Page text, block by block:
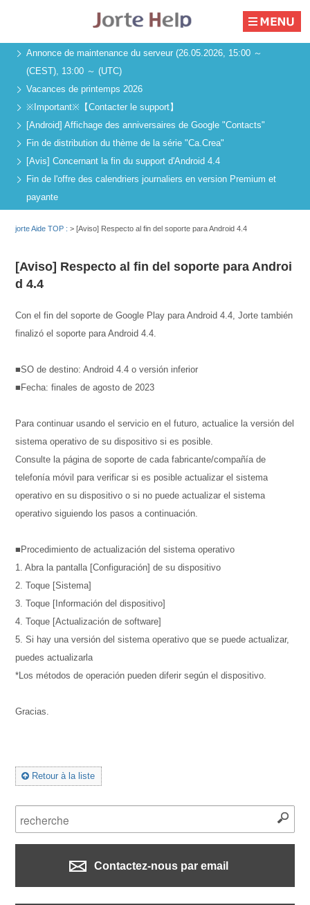
Annonce de maintenance du serveur (26.05.2026, 15:00 ～
(CEST), 13:00 ～ (UTC)
Vacances de printemps 2026
※Important※【Contacter le support】
[Android] Affichage des anniversaires de Google "Contacts"
Fin de distribution du thème de la série "Ca.Crea"
[Avis] Concernant la fin du support d'Android 4.4
Fin de l'offre des calendriers journaliers en version Premium et
payante
jorte Aide TOP :>[Aviso] Respecto al fin del soporte para Android 4.4
[Aviso] Respecto al fin del soporte para Androi
d 4.4
Con el fin del soporte de Google Play para Android 4.4, Jorte también
finalizó el soporte para Android 4.4.
■SO de destino: Android 4.4 o versión inferior
■Fecha: finales de agosto de 2023
Para continuar usando el servicio en el futuro, actualice la versión del
sistema operativo de su dispositivo si es posible.
Consulte la página de soporte de cada fabricante/compañía de
telefonía móvil para verificar si es posible actualizar el sistema
operativo en su dispositivo o si no puede actualizar el sistema
operativo siguiendo los pasos a continuación.
■Procedimiento de actualización del sistema operativo
1. Abra la pantalla [Configuración] de su dispositivo
2. Toque [Sistema]
3. Toque [Información del dispositivo]
4. Toque [Actualización de software]
5. Si hay una versión del sistema operativo que se puede actualizar,
puedes actualizarla
*Los métodos de operación pueden diferir según el dispositivo.
Gracias.
Retour à la liste
Contactez-nous par email